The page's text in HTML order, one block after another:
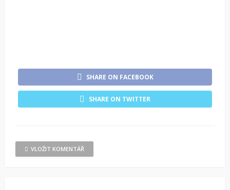
SHARE ON FACEBOOK
SHARE ON TWITTER
VLOŽIT KOMENTÁŘ